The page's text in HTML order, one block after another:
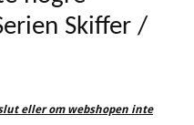
Skiffer /
eller om webshopen inte